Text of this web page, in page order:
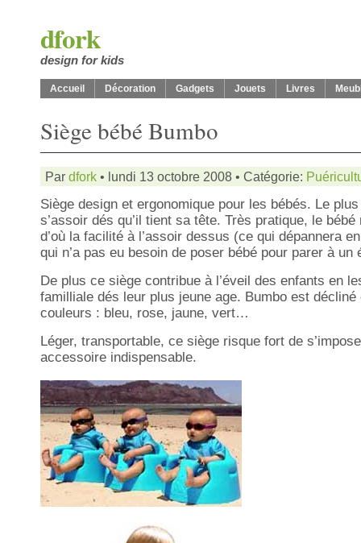
dfork
design for kids
Accueil Décoration Gadgets Jouets Livres
Siège bébé Bumbo
Par dfork • lundi 13 octobre 2008 • Catégorie:
Siège design et ergonomique pour les bébés. Le
s’assoir dés qu’il tient sa tête. Très pratique, le
d’où la facilité à l’assoir dessus (ce qui dépannera
qui n’a pas eu besoin de poser bébé pour parer à un
De plus ce siège contribue à l’éveil des enfants en
familliale dés leur plus jeune age. Bumbo est
couleurs : bleu, rose, jaune, vert…
Léger, transportable, ce siège risque fort de
accessoire indispensable.